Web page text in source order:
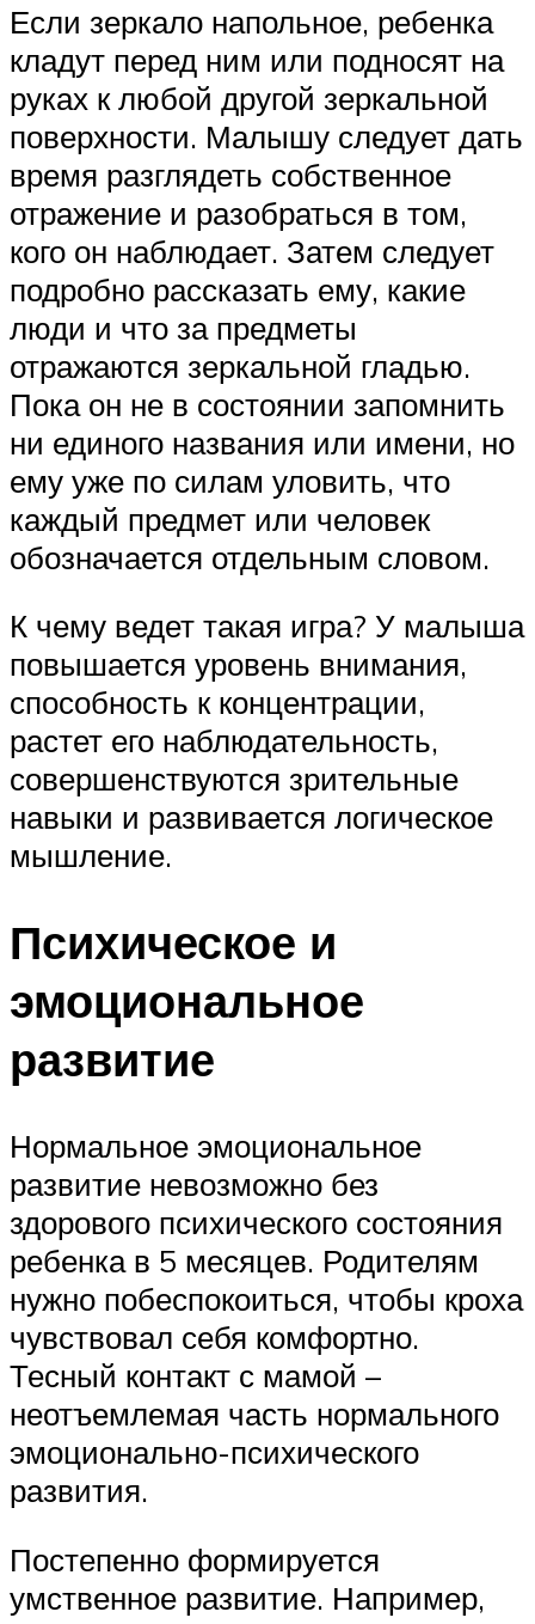
Если зеркало напольное, ребенка
кладут перед ним или подносят на
руках к любой другой зеркальной
поверхности. Малышу следует дать
время разглядеть собственное
отражение и разобраться в том,
кого он наблюдает. Затем следует
подробно рассказать ему, какие
люди и что за предметы
отражаются зеркальной гладью.
Пока он не в состоянии запомнить
ни единого названия или имени, но
ему уже по силам уловить, что
каждый предмет или человек
обозначается отдельным словом.
К чему ведет такая игра? У малыша
повышается уровень внимания,
способность к концентрации,
растет его наблюдательность,
совершенствуются зрительные
навыки и развивается логическое
мышление.
Психическое и
эмоциональное
развитие
Нормальное эмоциональное
развитие невозможно без
здорового психического состояния
ребенка в 5 месяцев. Родителям
нужно побеспокоиться, чтобы кроха
чувствовал себя комфортно.
Тесный контакт с мамой –
неотъемлемая часть нормального
эмоционально-психического
развития.
Постепенно формируется
умственное развитие. Например,